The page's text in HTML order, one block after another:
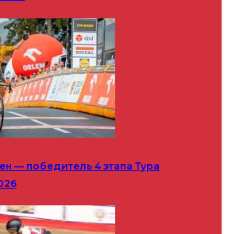
— победитель 4 этапа Тура